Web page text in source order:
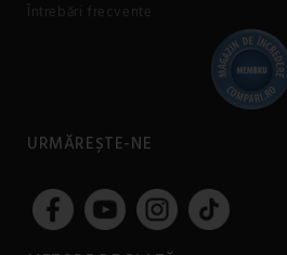
Întrebări frecvente
URMĂREȘTE-NE